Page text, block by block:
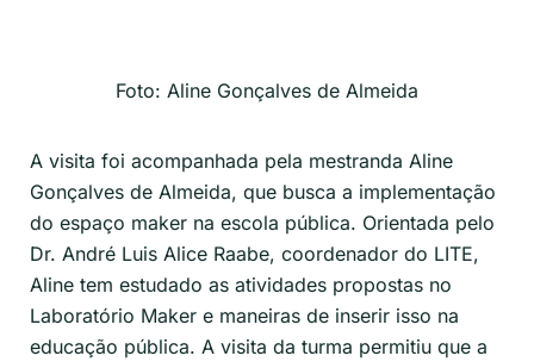
Foto: Aline Gonçalves de Almeida
A visita foi acompanhada pela mestranda Aline
Gonçalves de Almeida, que busca a implementação
do espaço maker na escola pública. Orientada pelo
Dr. André Luis Alice Raabe, coordenador do LITE,
Aline tem estudado as atividades propostas no
Laboratório Maker e maneiras de inserir isso na
educação pública. A visita da turma permitiu que a